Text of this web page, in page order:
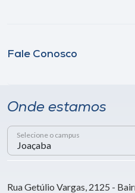
Fale Conosco
Onde estamos
Selecione o campus
Rua Getúlio Vargas, 2125 -